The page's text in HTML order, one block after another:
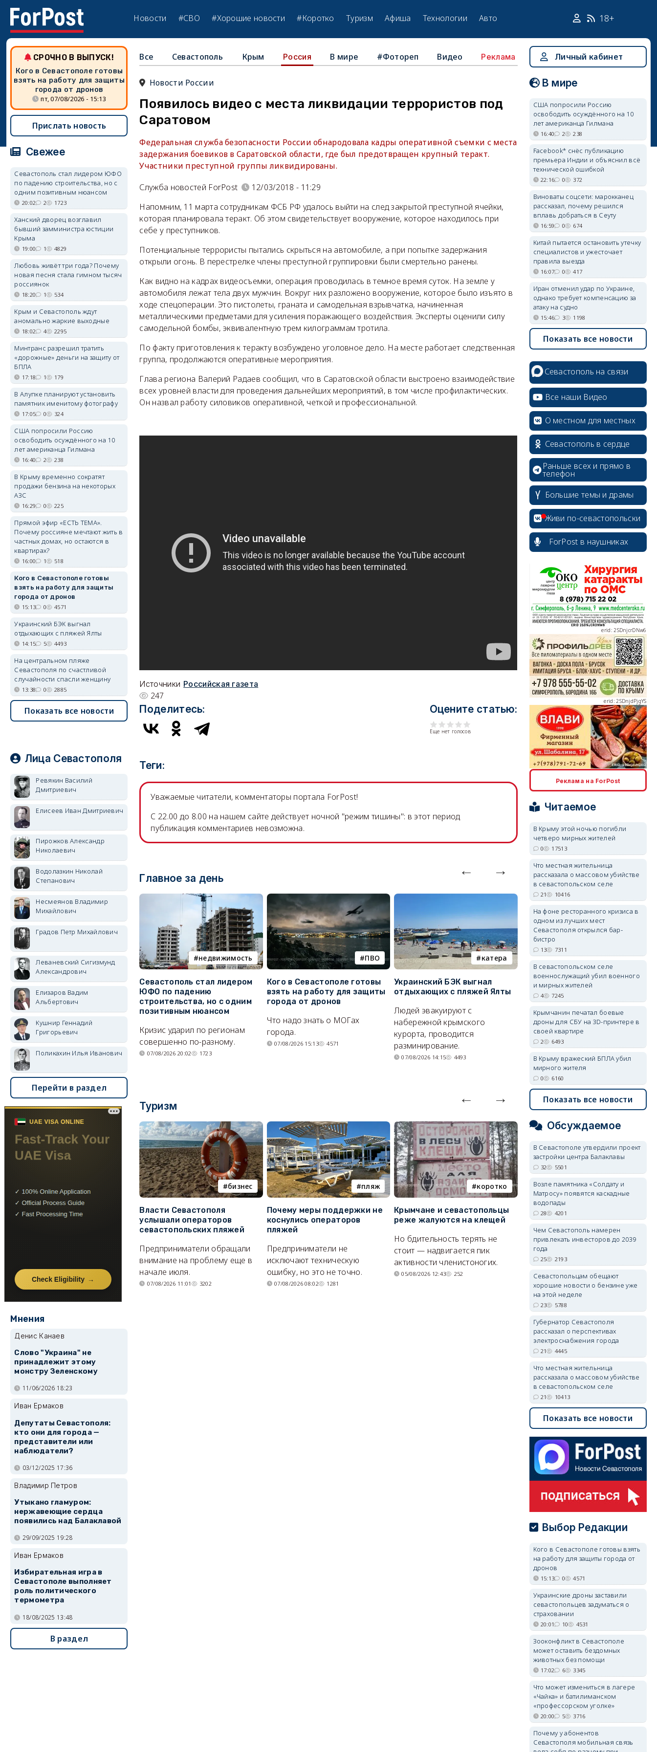
Новости #СВО #Хорошие новости #Коротко Туризм Афиша Технологии Авто 18+
Все Севастополь Крым Россия В мире #Фотореп Видео Реклама
Новости России
Появилось видео с места ликвидации террористов под
Саратовом
Федеральная служба безопасности России обнародовала кадры оперативной съемки с места
задержания боевиков в Саратовской области, где был предотвращен крупный теракт.
Участники преступной группы ликвидированы.
Служба новостей ForPost
12/03/2018 - 11:29
Напомним, 11 марта сотрудникам ФСБ РФ удалось выйти на след закрытой преступной ячейки,
которая планировала теракт. Об этом свидетельствует вооружение, которое находилось при
себе у преступников.
Потенциальные террористы пытались скрыться на автомобиле, а при попытке задержания
открыли огонь. В перестрелке члены преступной группировки были смертельно ранены.
Как видно на кадрах видеосъемки, операция проводилась в темное время суток. На земле у
автомобиля лежат тела двух мужчин. Вокруг них разложено вооружение, которое было изъято в
ходе спецоперации. Это пистолеты, граната и самодельная взрывчатка, начиненная
металлическими предметами для усиления поражающего воздействия. Эксперты оценили силу
самодельной бомбы, эквивалентную трем килограммам тротила.
По факту приготовления к теракту возбуждено уголовное дело. На месте работает следственная
группа, продолжаются оперативные мероприятия.
Глава региона Валерий Радаев сообщил, что в Саратовской области выстроено взаимодействие
всех уровней власти для проведения дальнейших мероприятий, в том числе профилактических.
Он назвал работу силовиков оперативной, четкой и профессиональной.
Источники Российская газета
247
Поделитесь: Оцените статью:
Еще нет голосов
Теги:
Уважаемые читатели, комментаторы портала ForPost!
C 22.00 до 8.00 на нашем сайте действует ночной "режим тишины": в этот период
публикация комментариев невозможна.
Главное за день
недвижимость
Севастополь стал лидером
ЮФО по падению
строительства, но с одним
позитивным нюансом
Кризис ударил по регионам
совершенно по-разному.
07/08/2026 20:02 1723
ПВО
Кого в Севастополе готовы
взять на работу для защиты
города от дронов
Что надо знать о МОГах
города.
07/08/2026 15:13 4571
катера
Украинский БЭК выгнал
отдыхающих с пляжей Ялты
Людей эвакуируют с
набережной крымского
курорта, проводится
разминирование.
07/08/2026 14:15 4493
электроснабжение
Губернатор Севастополя
рассказал о перспективах
электроснабжения города
Энергетики, подчеркнул он,
делают практически
невозможное.
07/08/2026 10:13 4445
Туризм
бизнес
Власти Севастополя
услышали операторов
севастопольских пляжей
Предприниматели обращали
внимание на проблему еще в
начале июля.
07/08/2026 11:01 3202
пляж
Почему меры поддержки не
коснулись операторов
пляжей
Предприниматели не
исключают техническую
ошибку, но это не точно.
07/08/2026 08:02 1281
коротко
Крымчане и севастопольцы
реже жалуются на клещей
Но бдительность терять не
стоит — надвигается пик
активности членистоногих.
05/08/2026 12:43 252
Балаклава
В Севастополе утвердили
проект застройки центра
Балаклавы
Там появится туристический
квартал с отелями и
парковками.
05/08/2026 08:01 5501
СРОЧНО В ВЫПУСК!
Кого в Севастополе готовы
взять на работу для защиты
города от дронов
пт, 07/08/2026 - 15:13
Прислать новость
Свежее
Севастополь стал лидером ЮФО
по падению строительства, но с
одним позитивным нюансом
20:02 2 1723
Ханский дворец возглавил
бывший замминистра юстиции
Крыма
19:00 1 4829
Любовь живёт три года? Почему
новая песня стала гимном тысяч
россиянок
18:20 1 534
Крым и Севастополь ждут
аномально жаркие выходные
18:02 4 2295
Минтранс разрешил тратить
«дорожные» деньги на защиту от
БПЛА
17:18 1 179
В Алупке планируют установить
памятник именитому фотографу
17:05 0 324
США попросили Россию
освободить осуждённого на 10
лет американца Гилмана
16:40 2 238
В Крыму временно сократят
продажи бензина на некоторых
АЗС
16:29 0 225
Прямой эфир «ЕСТЬ ТЕМА».
Почему россияне мечтают жить в
частных домах, но остаются в
квартирах?
16:00 1 518
Кого в Севастополе готовы
взять на работу для защиты
города от дронов
15:13 0 4571
Украинский БЭК выгнал
отдыхающих с пляжей Ялты
14:15 5 4493
На центральном пляже
Севастополя по счастливой
случайности спасли женщину
13:38 0 2885
Показать все новости
Лица Севастополя
Ревякин Василий
Дмитриевич
Елисеев Иван Дмитриевич
Пирожков Александр
Николаевич
Водолазкин Николай
Степанович
Несмеянов Владимир
Михайлович
Градов Петр Михайлович
Леваневский Сигизмунд
Александрович
Елизаров Вадим
Альбертович
Кушнир Геннадий
Григорьевич
Поликахин Илья Иванович
Перейти в раздел
Мнения
Денис Канаев
Слово "Украина" не
принадлежит этому
монстру Зеленскому
11/06/2026 18:23
Иван Ермаков
Депутаты Севастополя:
кто они для города —
представители или
наблюдатели?
03/12/2025 17:36
Владимир Петров
Утыкано гламуром:
нержавеющие сердца
появились над Балаклавой
29/09/2025 19:28
Иван Ермаков
Избирательная игра в
Севастополе выполняет
роль политического
термометра
18/08/2025 13:48
В раздел
Личный кабинет
В мире
США попросили Россию
освободить осуждённого на 10
лет американца Гилмана
16:40 2 238
Facebook* снёс публикацию
премьера Индии и объяснил всё
технической ошибкой
22:16 0 372
Виноваты соцсети: марокканец
рассказал, почему решился
вплавь добраться в Сеуту
16:59 0 674
Китай пытается остановить утечку
специалистов и ужесточает
правила выезда
16:07 0 417
Иран отменил удар по Украине,
однако требует компенсацию за
атаку на судно
15:46 3 1198
Показать все новости
Севастополь на связи
Все наши Видео
О местном для местных
Севастополь в сердце
Раньше всех и прямо в
телефон
Большие темы и драмы
Живи по-севастопольски
ForPost в наушниках
erid: 2SDnjcrDNw6
erid: 2SDnjdPjgYS
erid: 2SDnjdvhGXG
erid: 2SDnjcLUypt
erid: 2SDnjcrDNw6
erid: 2SDnjdPjgYS
erid: 2SDnjdvhGXG
Реклама на ForPost
Читаемое
В Крыму этой ночью погибли
четверо мирных жителей
0 17513
Что местная жительница
рассказала о массовом убийстве
в севастопольском селе
21 10416
На фоне ресторанного кризиса в
одном из лучших мест
Севастополя открылся бар-
бистро
13 7311
В севастопольском селе
военнослужащий убил военного
и мирных жителей
4 7245
Крымчанин печатал боевые
дроны для СБУ на 3D-принтере в
своей квартире
2 6493
В Крыму вражеский БПЛА убил
мирного жителя
0 6160
Показать все новости
Обсуждаемое
В Севастополе утвердили проект
застройки центра Балаклавы
32 5501
Возле памятника «Солдату и
Матросу» появятся каскадные
водопады
28 4201
Чем Севастополь намерен
привлекать инвесторов до 2039
года
25 2193
Севастопольцам обещают
хорошие новости о бензине уже
на этой неделе
23 5788
Губернатор Севастополя
рассказал о перспективах
электроснабжения города
21 4445
Что местная жительница
рассказала о массовом убийстве
в севастопольском селе
21 10413
Показать все новости
Выбор Редакции
Кого в Севастополе готовы взять
на работу для защиты города от
дронов
15:13 0 4571
Украинские дроны заставили
севастопольцев задуматься о
страховании
20:01 10 4531
Зооконфликт в Севастополе
может оставить бездомных
животных без помощи
17:02 6 3345
Что может измениться в лагере
«Чайка» и батилиманском
«профессорском уголке»
20:00 5 3716
Почему у абонентов
Севастополя мобильная связь